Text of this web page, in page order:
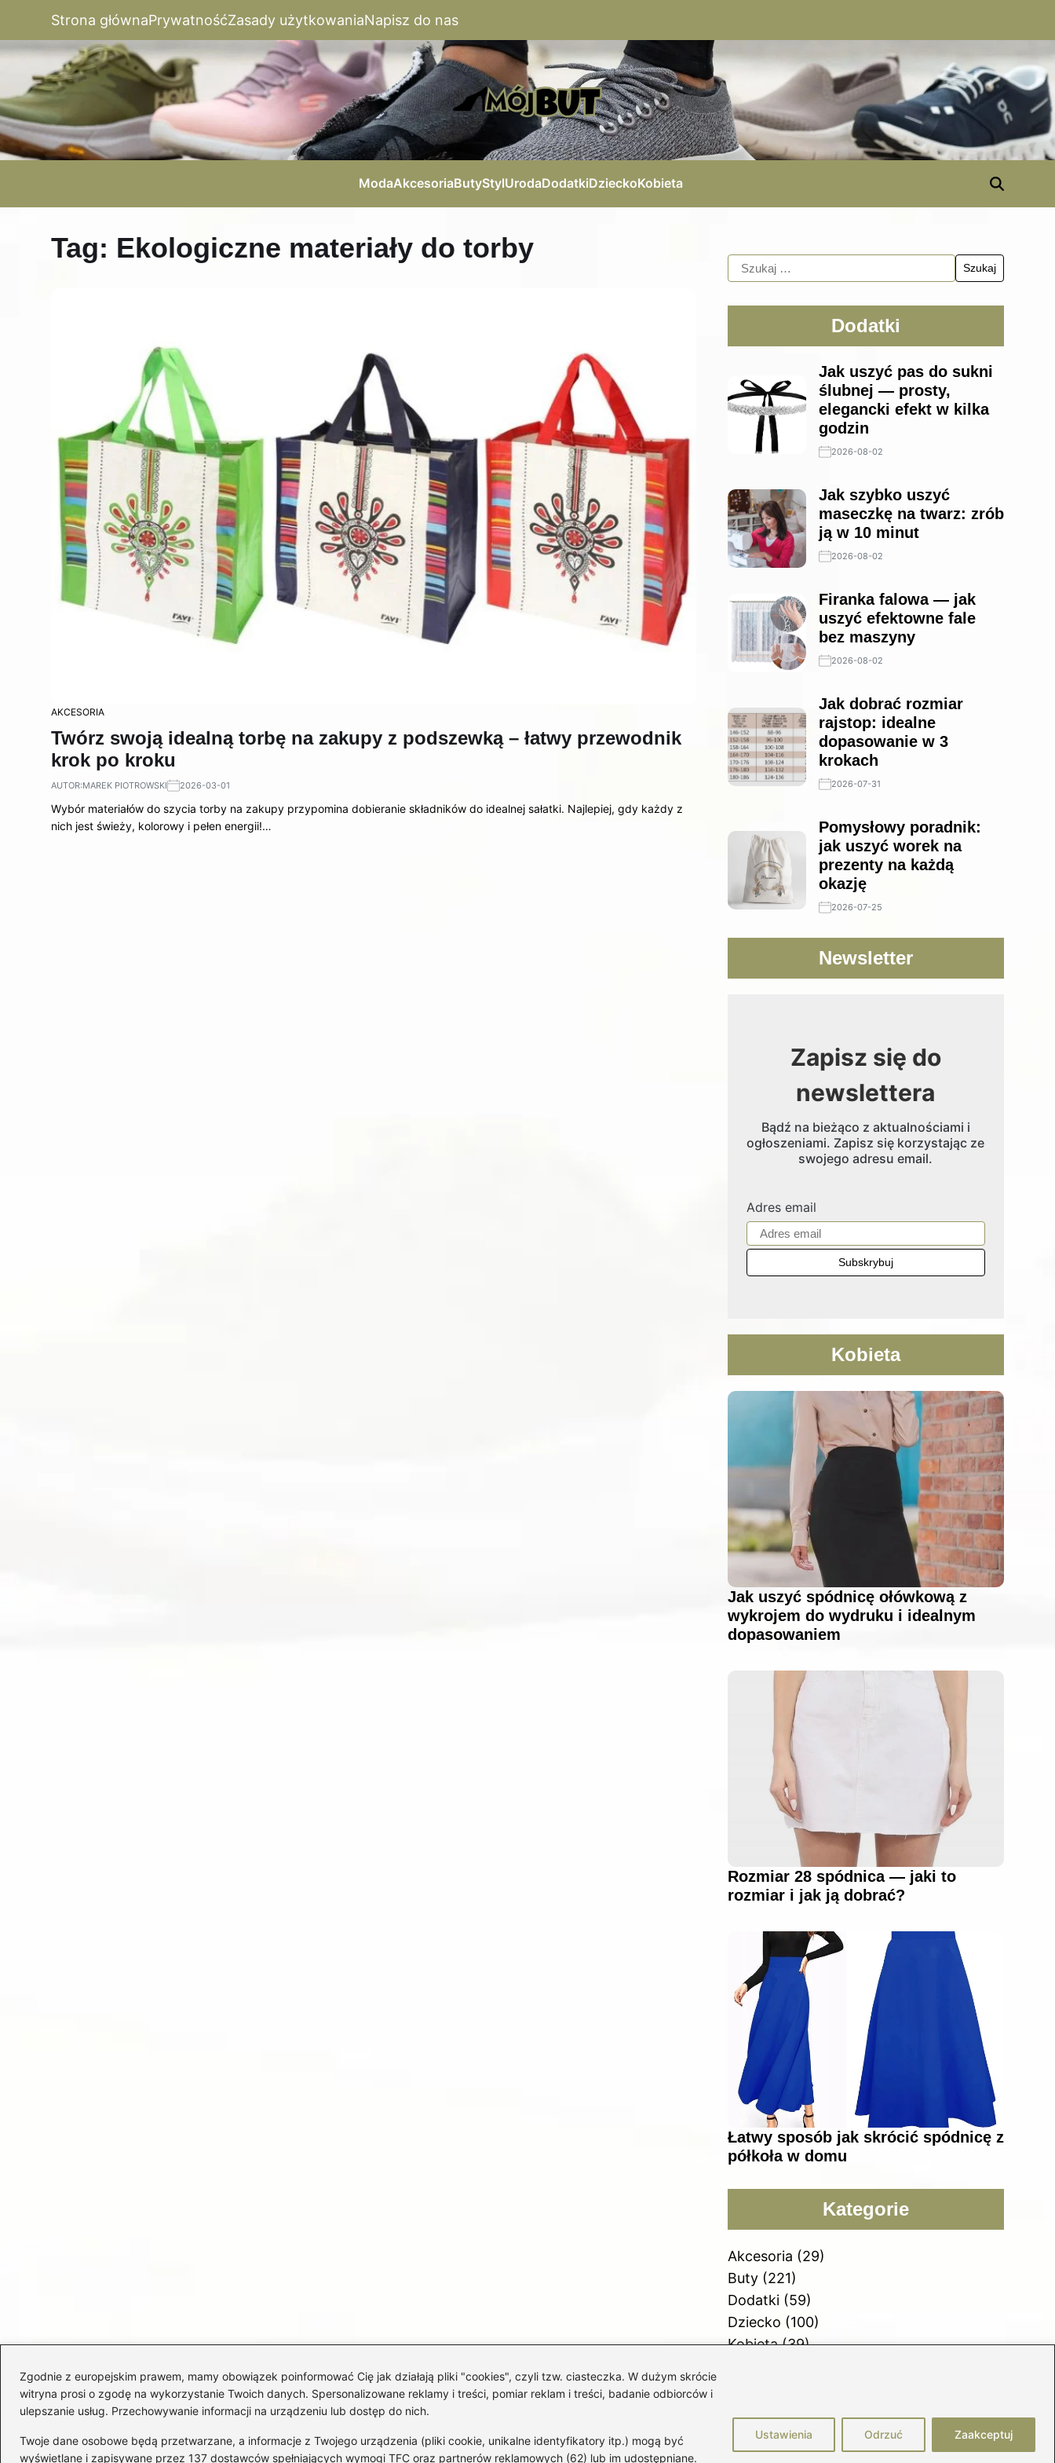
Zgodnie z europejskim prawem, mamy obowiązek poinformować Cię jak działają pliki "cookies", czyli tzw. ciasteczka. W dużym skrócie
witryna prosi o zgodę na wykorzystanie Twoich danych. Spersonalizowane reklamy i treści, pomiar reklam i treści, badanie odbiorców i
ulepszanie usług. Przechowywanie informacji na urządzeniu lub dostęp do nich.
Twoje dane osobowe będą przetwarzane, a informacje z Twojego urządzenia (pliki cookie, unikalne identyfikatory itp.) mogą być
wyświetlane i zapisywane przez 137 dostawców spełniających wymogi TFC oraz partnerów reklamowych (62) lub im udostępniane.
Ustawienia Odrzuć Zaakceptuj
Strona głównaPrywatnośćZasady użytkowaniaNapisz do nas
ModaAkcesoriaButyStylUrodaDodatkiDzieckoKobieta
Tag: Ekologiczne materiały do torby
AKCESORIA
Twórz swoją idealną torbę na zakupy z podszewką – łatwy przewodnik
krok po kroku
AUTOR:MAREK PIOTROWSKI 2026-03-01
Wybór materiałów do szycia torby na zakupy przypomina dobieranie składników do idealnej sałatki. Najlepiej, gdy każdy z
nich jest świeży, kolorowy i pełen energii!…
Dodatki
Jak uszyć pas do sukni
ślubnej — prosty,
elegancki efekt w kilka
godzin
2026-08-02
Jak szybko uszyć
maseczkę na twarz: zrób
ją w 10 minut
2026-08-02
Firanka falowa — jak
uszyć efektowne fale
bez maszyny
2026-08-02
Jak dobrać rozmiar
rajstop: idealne
dopasowanie w 3
krokach
2026-07-31
Pomysłowy poradnik:
jak uszyć worek na
prezenty na każdą
okazję
2026-07-25
Newsletter
Zapisz się do
newslettera
Bądź na bieżąco z aktualnościami i
ogłoszeniami. Zapisz się korzystając ze
swojego adresu email.
Adres email
Kobieta
Jak uszyć spódnicę ołówkową z
wykrojem do wydruku i idealnym
dopasowaniem
Rozmiar 28 spódnica — jaki to
rozmiar i jak ją dobrać?
Łatwy sposób jak skrócić spódnicę z
półkoła w domu
Kategorie
Akcesoria (29)
Buty(221)
Dodatki(59)
Dziecko (100)
Kobieta(39)